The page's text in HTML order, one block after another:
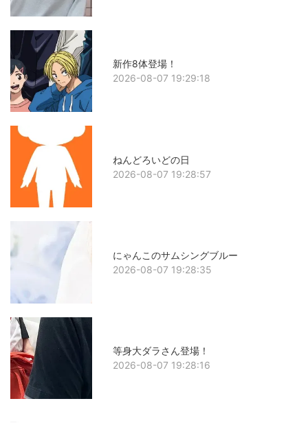
新作8体登場！
2026-08-07 19:29:18
ねんどろいどの日
2026-08-07 19:28:57
にゃんこのサムシングブルー
2026-08-07 19:28:35
等身大ダラさん登場！
2026-08-07 19:28:16